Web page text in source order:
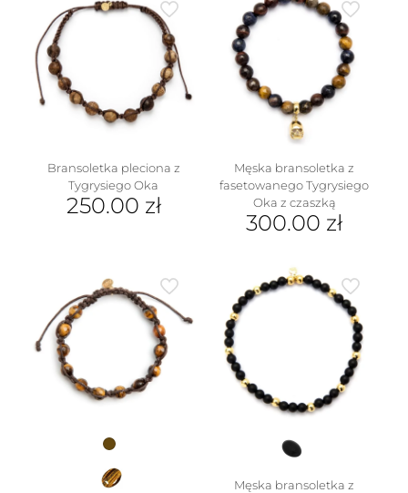
wiele
wariantów.
stronie
produktu
Bransoletka pleciona z
Tygrysiego Oka
250.00 zł
Męska bransoletka z
fasetowanego Tygrysiego
Oka z czaszką
300.00 zł
Męska bransoletka z